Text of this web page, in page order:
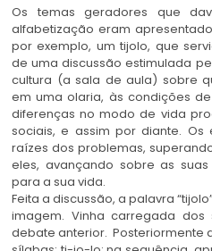
Os temas geradores que
alfabetização eram
por exemplo, um tijolo, que
de uma discussão estimulada
cultura (a sala de aula) sobre
em uma olaria, às condições
diferenças no modo de vida
sociais, e assim por diante.
raízes dos problemas,
eles, avançando sobre as
para a sua vida.
Feita a discussão, a palavra
imagem. Vinha carregada dos
debate anterior. Posteriormente